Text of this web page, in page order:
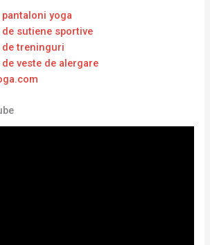
yoga
sutiene sportive
treninguri
veste de alergare